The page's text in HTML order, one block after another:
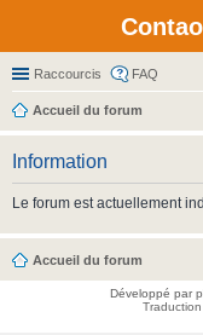
Raccourcis FAQ
Accueil du forum
Information
Le forum est actuellement
Accueil du forum
Développé par